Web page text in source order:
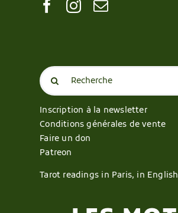
Search
for:
Inscription à la newsletter
Conditions générales de vente
Faire un don
Patreon
Tarot readings in Paris, in English